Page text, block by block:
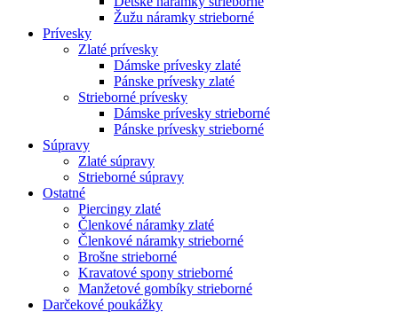
Žužu náramky strieborné
Prívesky
Zlaté prívesky
Dámske prívesky zlaté
Pánske prívesky zlaté
Strieborné prívesky
Dámske prívesky strieborné
Pánske prívesky strieborné
Súpravy
Zlaté súpravy
Strieborné súpravy
Ostatné
Piercingy zlaté
Členkové náramky zlaté
Členkové náramky strieborné
Brošne strieborné
Kravatové spony strieborné
Manžetové gombíky strieborné
Darčekové poukážky